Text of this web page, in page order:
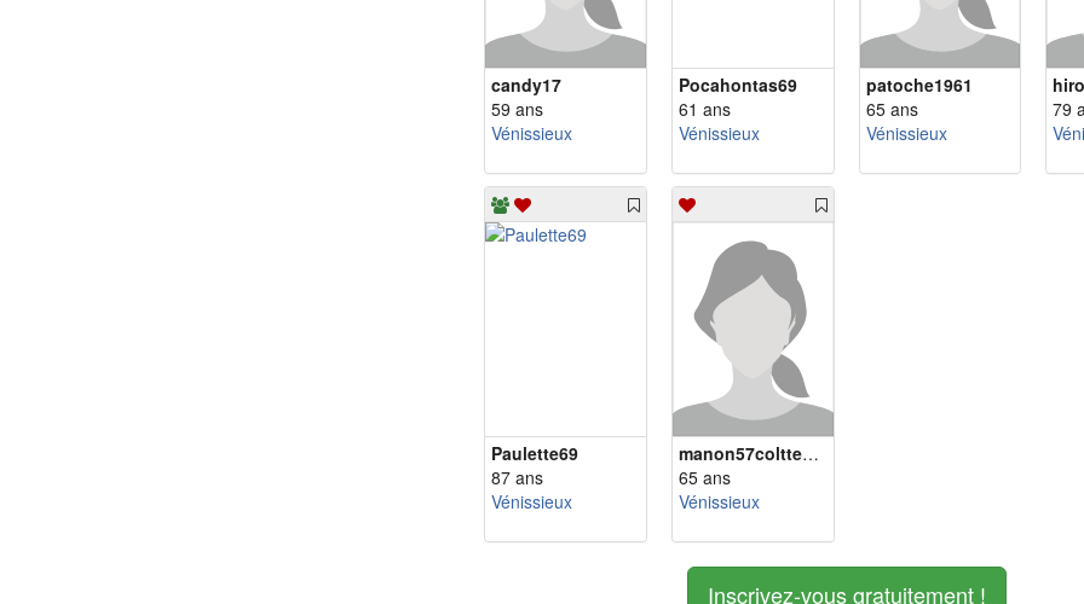
candy17
59 ans
Vénissieux
Pocahontas69
61 ans
Vénissieux
patoche1961
65 ans
Vénissieux
79
Paulette69
87 ans
Vénissieux
manon57colttengono
65 ans
Vénissieux
Inscrivez-vous gratuitement !